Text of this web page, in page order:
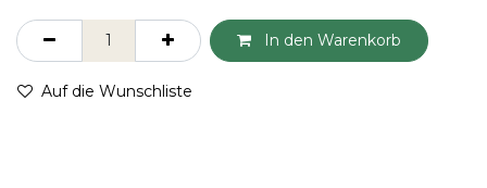
In den Warenkorb
Auf die Wunschliste